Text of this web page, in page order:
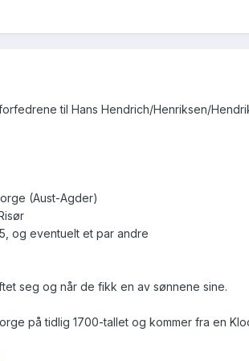
til Hans Hendrich/Henriksen/
(Aust-Agder)
og eventuelt et par andre
seg og når de fikk en av sønnene sine.
på tidlig 1700-tallet og kommer fra en